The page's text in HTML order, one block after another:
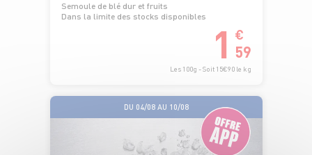
Semoule de blé dur et fruits
Dans la limite des stocks disponibles
1 €
59
Les 100g - Soit 15€90 le kg
DU 04/08 AU 10/08